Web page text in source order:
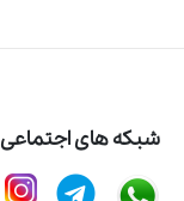
شبکه های اجتماعی